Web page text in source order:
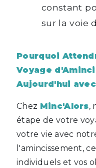
constant
sur la voie
Pourquoi
Voyage
Aujourd'hui
Chez Minc'Alors,
étape de votre
votre vie avec
l'amincissement,
individuels et vos